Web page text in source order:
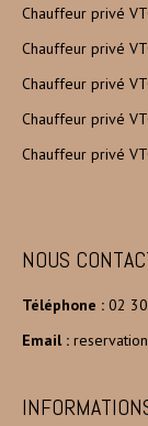
Chauffeur privé
Chauffeur privé
Chauffeur privé
Chauffeur privé
Chauffeur privé
NOUS
Téléphone : 02
Email :